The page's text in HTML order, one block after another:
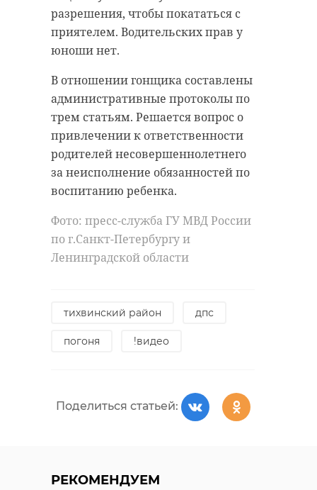
разрешения, чтобы покататься с
приятелем. Водительских прав у
юноши нет.
В отношении гонщика составлены
административные протоколы по
трем статьям. Решается вопрос о
привлечении к ответственности
родителей несовершеннолетнего
за неисполнение обязанностей по
воспитанию ребенка.
Фото: пресс-служба ГУ МВД России
по г.Санкт-Петербургу и
Ленинградской области
тихвинский район дпс
погоня !видео
Поделиться статьей:
РЕКОМЕНДУЕМ